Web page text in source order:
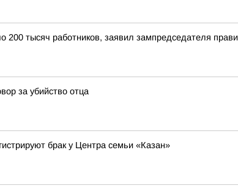
200 тысяч работников, заявил зампредседателя
за убийство отца
брак у Центра семьи «Казан»